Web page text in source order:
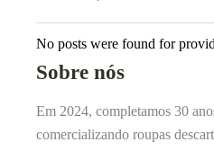
No posts were found for
Sobre nós
Em 2024, completamos 30
comercializando roupas